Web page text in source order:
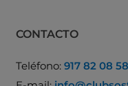
CONTACTO
Teléfono:917 82 08 58